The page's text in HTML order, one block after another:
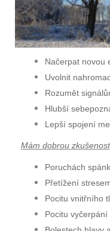
Načerpat novou
Uvolnit
Rozumět
Hlubší
Lepší spojení
Mám dobrou
Poruchách
Přetížení
Pocitu vnitřního
Pocitu vyčerpání